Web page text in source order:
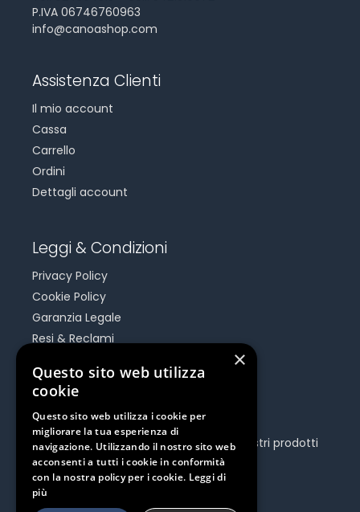
P.IVA 06746760963
info@canoashop.com
Assistenza Clienti
Il mio account
Cassa
Carrello
Ordini
Dettagli account
Leggi & Condizioni
Privacy Policy
Cookie Policy
Garanzia Legale
Resi & Reclami
Be Social
Seguici e rimani aggiornato su tutti i nostri prodotti
e iniziative.
×
Questo sito web utilizza
cookie
Questo sito web utilizza i cookie per
migliorare la tua esperienza di
navigazione. Utilizzando il nostro sito web
acconsenti a tutti i cookie in conformità
con la nostra policy per i cookie. Leggi di
più